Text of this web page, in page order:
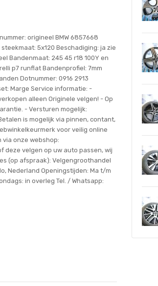
origineel BMW 6857668
5x120 Beschadiging: ja zie
Bandenmaat: 245 45 r18 100Y en
p7 runflat Bandenprofiel: 7mm
Dotnummer: 0916 2913
Marge Service informatie: -
alleen Originele velgen! - Op
- Versturen mogelijk:
is mogelijk via pinnen, contant,
voor veilig online
via onze webshop:
deze velgen op uw auto passen, wij
(op afspraak): Velgengroothandel
Nederland Openingstijden: Ma t/m
in overleg Tel. / Whatsapp: